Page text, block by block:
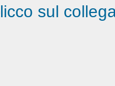
sul